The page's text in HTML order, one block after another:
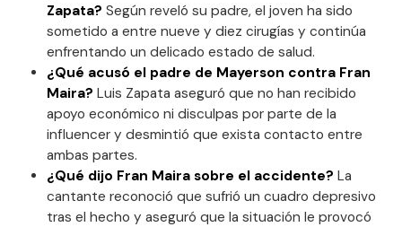
Zapata? Según reveló su padre, el joven ha sido
sometido a entre nueve y diez cirugías y continúa
enfrentando un delicado estado de salud.
¿Qué acusó el padre de Mayerson contra Fran
Maira? Luis Zapata aseguró que no han recibido
apoyo económico ni disculpas por parte de la
influencer y desmintió que exista contacto entre
ambas partes.
¿Qué dijo Fran Maira sobre el accidente? La
cantante reconoció que sufrió un cuadro depresivo
tras el hecho y aseguró que la situación le provocó